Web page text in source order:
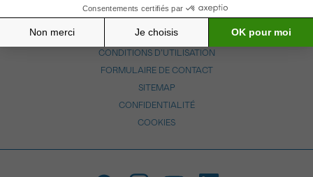
CONDITIONS D’UTILISATION
FORMULAIRE DE CONTACT
SITEMAP
CONFIDENTIALITÉ
COOKIES